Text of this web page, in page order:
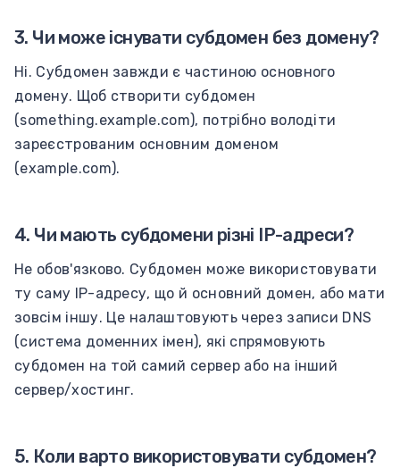
3. Чи може існувати субдомен без домену?
Ні. Субдомен завжди є частиною основного
домену. Щоб створити субдомен
(something.example.com), потрібно володіти
зареєстрованим основним доменом
(example.com).
4. Чи мають субдомени різні IP-адреси?
Не обов'язково. Субдомен може використовувати
ту саму IP-адресу, що й основний домен, або мати
зовсім іншу. Це налаштовують через записи DNS
(система доменних імен), які спрямовують
субдомен на той самий сервер або на інший
сервер/хостинг.
5. Коли варто використовувати субдомен?